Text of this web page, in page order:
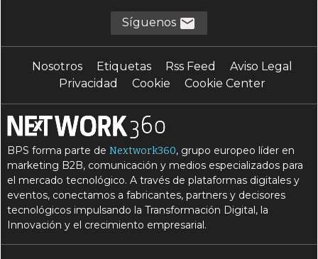
Síguenos
Nosotros Etiquetas Rss Feed
Aviso Legal
Privacidad
Cookie Cookie Center
BPS forma parte deNextwork360, grupo europeo líder en
marketing B2B, comunicación y medios especializados para
el mercado tecnológico. A través de plataformas digitales y
eventos, conectamos a fabricantes, partners y decisores
tecnológicos impulsando la Transformación Digital, la
Innovación y el crecimiento empresarial.